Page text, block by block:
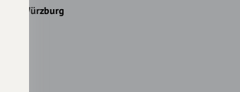
Würzburg